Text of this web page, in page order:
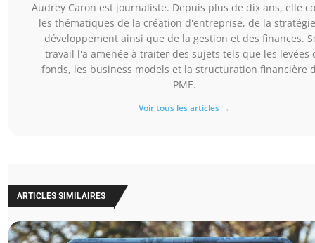
Audrey Caron est journaliste. Depuis plus de dix ans, elle
les thématiques de la création d'entreprise, de la
développement ainsi que de la gestion et des finances.
travail l'a amenée à traiter des sujets tels que les levées
fonds, les business models et la structuration financière
PME.
Voir tous les articles →
ARTICLES SIMILAIRES